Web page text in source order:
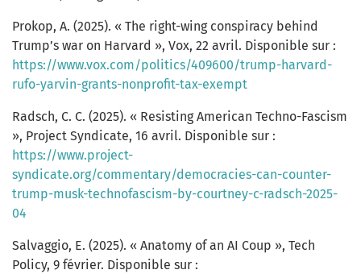
Prokop, A. (2025). « The right-wing conspiracy behind
Trump’s war on Harvard », Vox, 22 avril. Disponible sur :
https://www.vox.com/politics/409600/trump-harvard-
rufo-yarvin-grants-nonprofit-tax-exempt
Radsch, C. C. (2025). « Resisting American Techno-Fascism
», Project Syndicate, 16 avril. Disponible sur :
https://www.project-
syndicate.org/commentary/democracies-can-counter-
trump-musk-technofascism-by-courtney-c-radsch-2025-
04
Salvaggio, E. (2025). « Anatomy of an AI Coup », Tech
Policy, 9 février. Disponible sur :